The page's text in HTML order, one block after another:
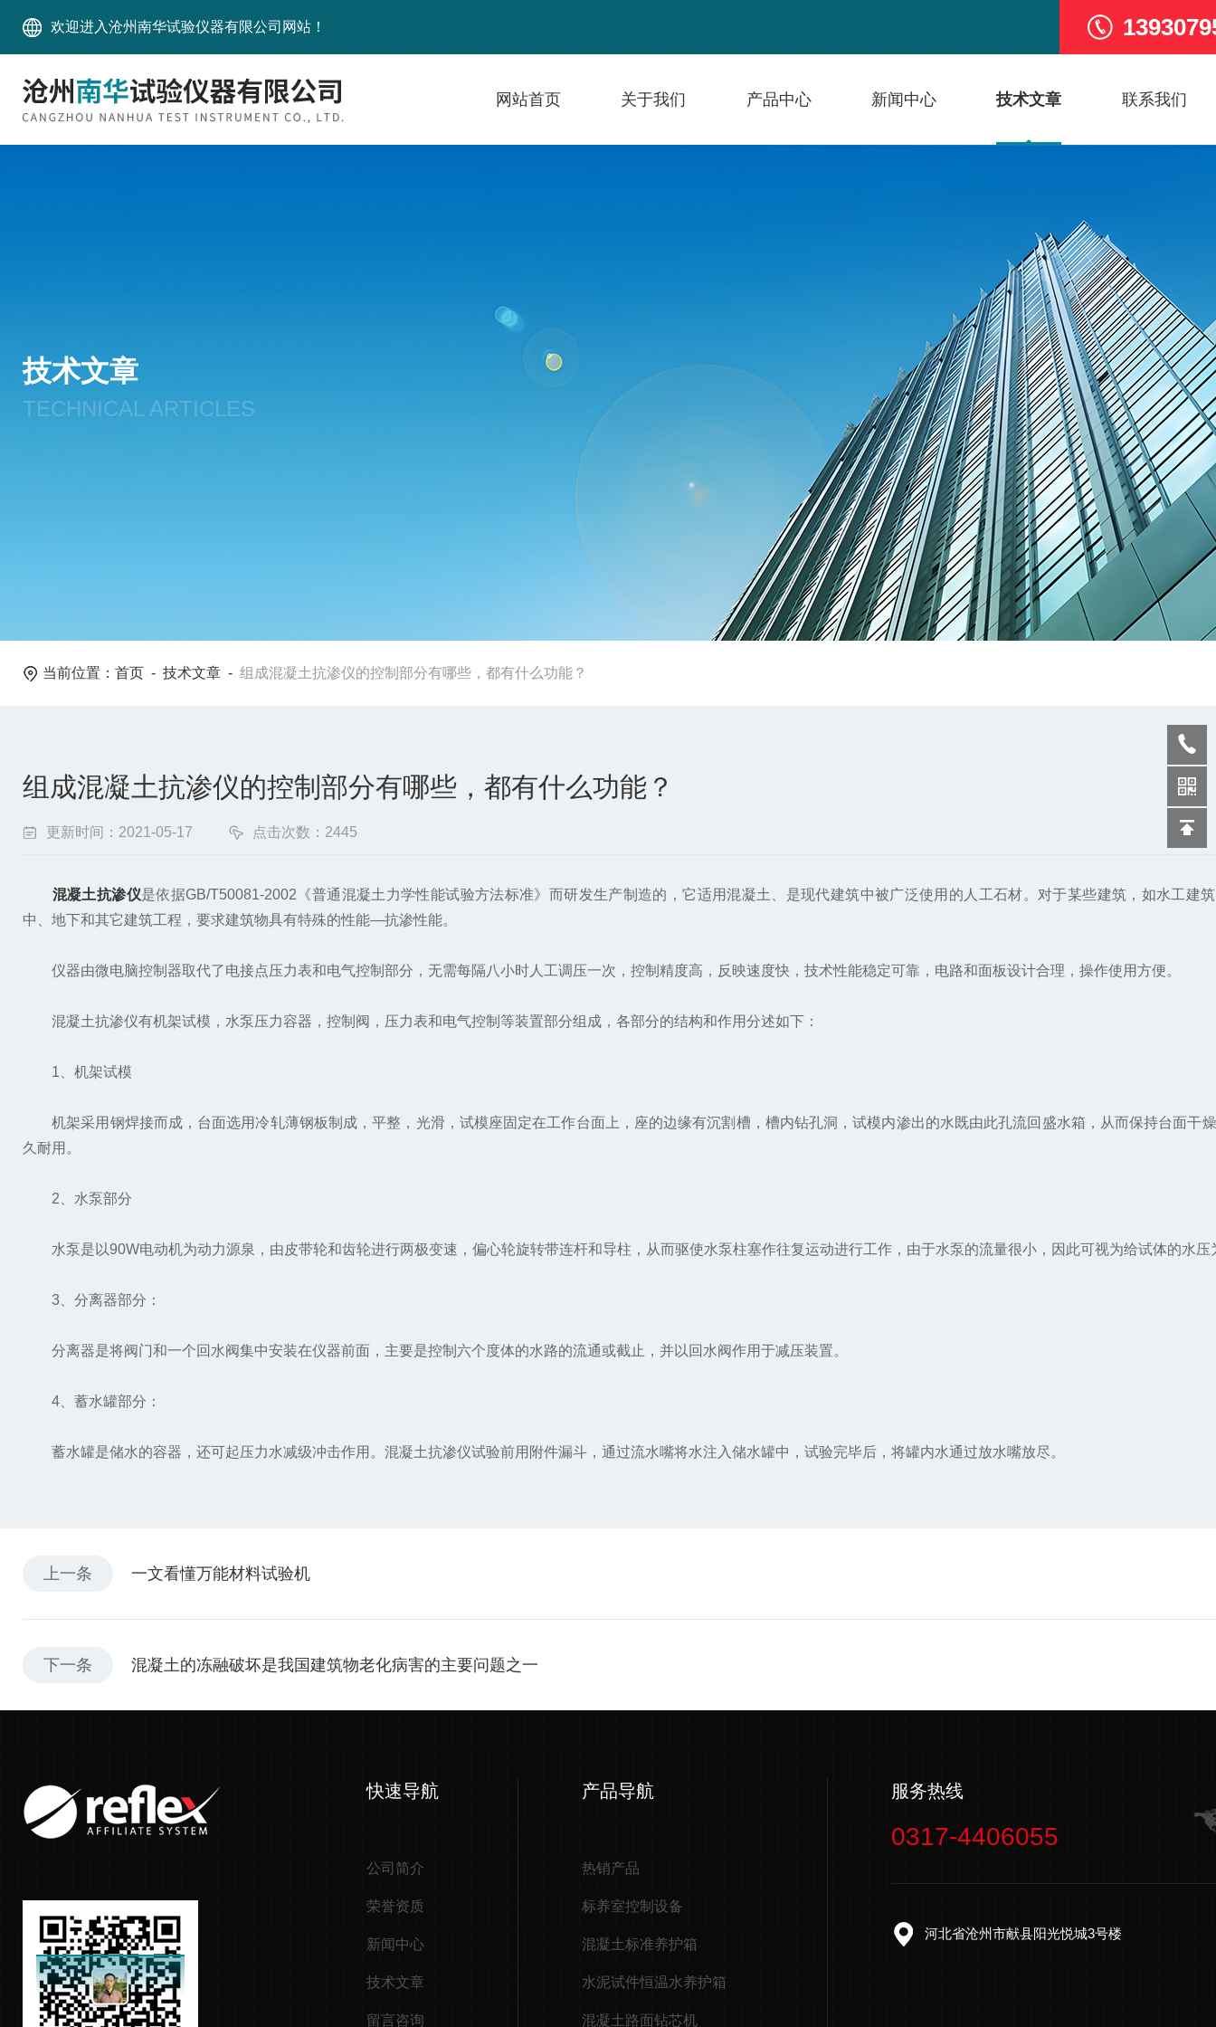
欢迎进入沧州南华试验仪器有限公司网站！
网站首页 关于我们 产品中心 新闻中心 技术文章 联系我们
技术文章
TECHNICAL ARTICLES
当前位置： 首页 - 技术文章 - 组成混凝土抗渗仪的控制部分有哪些，都有什么功能？
组成混凝土抗渗仪的控制部分有哪些，都有什么功能？
更新时间：2021-05-17 点击次数：2445
混凝土抗渗仪是依据GB/T50081-2002《普通混凝土力学性能试验方法标准》而研发生产制造的，它适用混凝土、是现代建筑中被广泛使用的人工石材。对于某些建筑，如水工建
中、地下和其它建筑工程，要求建筑物具有特殊的性能—抗渗性能。
仪器由微电脑控制器取代了电接点压力表和电气控制部分，无需每隔八小时人工调压一次，控制精度高，反映速度快，技术性能稳定可靠，电路和面板设计合理，操作使用方便。
混凝土抗渗仪有机架试模，水泵压力容器，控制阀，压力表和电气控制等装置部分组成，各部分的结构和作用分述如下：
1、机架试模
机架采用钢焊接而成，台面选用冷轧薄钢板制成，平整，光滑，试模座固定在工作台面上，座的边缘有沉割槽，槽内钻孔洞，试模内渗出的水既由此孔流回盛水箱，从而保持台面干
久耐用。
2、水泵部分
水泵是以90W电动机为动力源泉，由皮带轮和齿轮进行两极变速，偏心轮旋转带连杆和导柱，从而驱使水泵柱塞作往复运动进行工作，由于水泵的流量很小，因此可视为给试体的水压
3、分离器部分：
分离器是将阀门和一个回水阀集中安装在仪器前面，主要是控制六个度体的水路的流通或截止，并以回水阀作用于减压装置。
4、蓄水罐部分：
蓄水罐是储水的容器，还可起压力水减级冲击作用。混凝土抗渗仪试验前用附件漏斗，通过流水嘴将水注入储水罐中，试验完毕后，将罐内水通过放水嘴放尽。
上一条 一文看懂万能材料试验机
下一条 混凝土的冻融破坏是我国建筑物老化病害的主要问题之一
快速导航
公司简介
荣誉资质
新闻中心
技术文章
留言咨询
产品导航
热销产品
标养室控制设备
混凝土标准养护箱
水泥试件恒温水养护箱
混凝土路面钻芯机
服务热线
0317-4406055
河北省沧州市献县阳光悦城3号楼